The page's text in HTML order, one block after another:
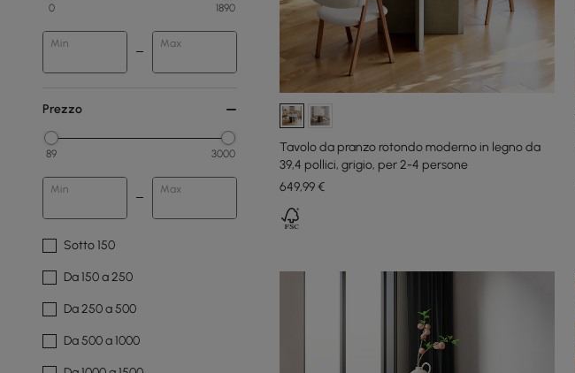
0 1890
Min Max
Prezzo
89 3000
Min Max
Sotto 150
Da 150 a 250
Da 250 a 500
Da 500 a 1000
Tavolo da pranzo rotondo moderno in legno da
39,4 pollici, grigio, per 2-4 persone
649,99€